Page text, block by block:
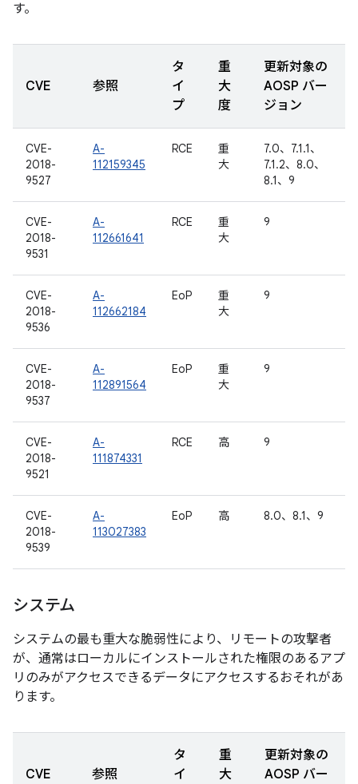
す。
CVE 参照
タ
イ
プ
重
大
度
更新対象の
AOSP バー
ジョン
CVE-
2018-
9527
A-
112159345
RCE
重
大
7.0、7.1.1、
7.1.2、8.0、
8.1、9
CVE-
2018-
9531
A-
112661641
RCE
重
大
9
CVE-
2018-
9536
A-
112662184
EoP
重
大
9
CVE-
2018-
9537
A-
112891564
EoP
重
大
9
CVE-
2018-
9521
A-
111874331
RCE 高 9
CVE-
2018-
9539
A-
113027383
EoP 高 8.0、8.1、9
システム
システムの最も重大な脆弱性により、リモートの攻撃者
が、通常はローカルにインストールされた権限のあるアプ
リのみがアクセスできるデータにアクセスするおそれがあ
ります。
CVE 参照
タ
イ
重
大
更新対象の
AOSP バー